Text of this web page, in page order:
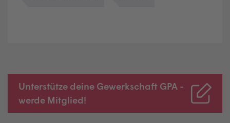
Unterstütze deine Gewerkschaft GPA -
werde Mitglied!